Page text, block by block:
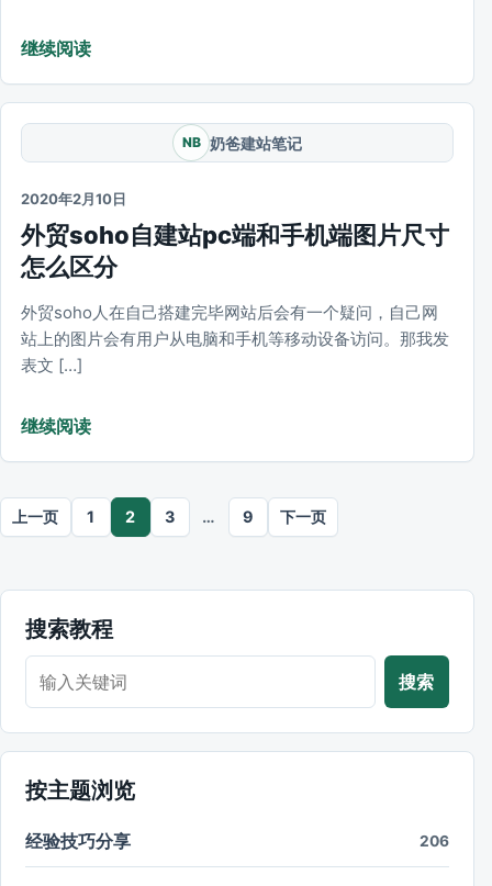
继续阅读
NB 奶爸建站笔记
2020年2月10日
外贸soho自建站pc端和手机端图片尺寸
怎么区分
外贸soho人在自己搭建完毕网站后会有一个疑问，自己网
站上的图片会有用户从电脑和手机等移动设备访问。那我发
表文 […]
继续阅读
文章分页
上一页 1 2 3 … 9 下一页
搜索教程
搜索教程
搜索
按主题浏览
经验技巧分享 206